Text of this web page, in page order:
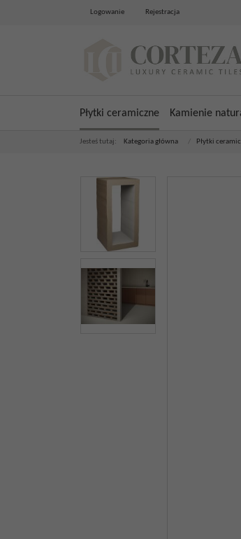
Logowanie Rejestracja
Płytki ceramiczne Kamienie
Jesteś tutaj: Kategoria główna Płytki